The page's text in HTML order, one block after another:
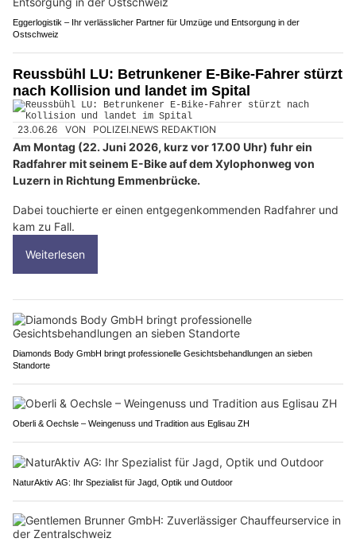
Eggerlogistik – Ihr verlässlicher Partner für Umzüge und Entsorgung in der
Ostschweiz
Reussbühl LU: Betrunkener E-Bike-Fahrer stürzt
nach Kollision und landet im Spital
23.06.26 VON POLIZEI.NEWS REDAKTION
Am Montag (22. Juni 2026, kurz vor 17.00 Uhr) fuhr ein
Radfahrer mit seinem E-Bike auf dem Xylophonweg von
Luzern in Richtung Emmenbrücke.
Dabei touchierte er einen entgegenkommenden Radfahrer und
kam zu Fall.
Weiterlesen
Diamonds Body GmbH bringt professionelle Gesichtsbehandlungen an sieben
Standorte
Oberli & Oechsle – Weingenuss und Tradition aus Eglisau ZH
NaturAktiv AG: Ihr Spezialist für Jagd, Optik und Outdoor